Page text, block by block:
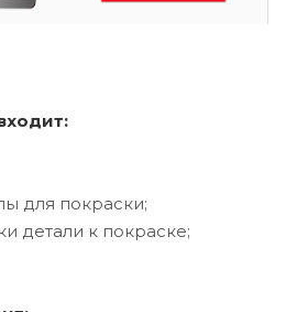
для покраски;
детали к покраске;